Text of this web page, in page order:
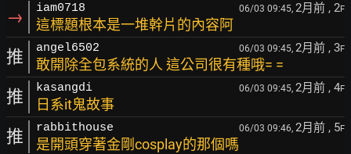
→ iam0718 06/03 09:45, 2月前 , 2F
這標題根本是一堆幹片的內容阿
推 angel6502 06/03 09:45, 2月前 , 3F
敢開除全包系統的人 這公司很有種哦= =
推 kasangdi 06/03 09:45, 2月前 , 4F
日系it鬼故事
推 rabbithouse 06/03 09:46, 2月前 , 5F
是開頭穿著金剛cosplay的那個嗎